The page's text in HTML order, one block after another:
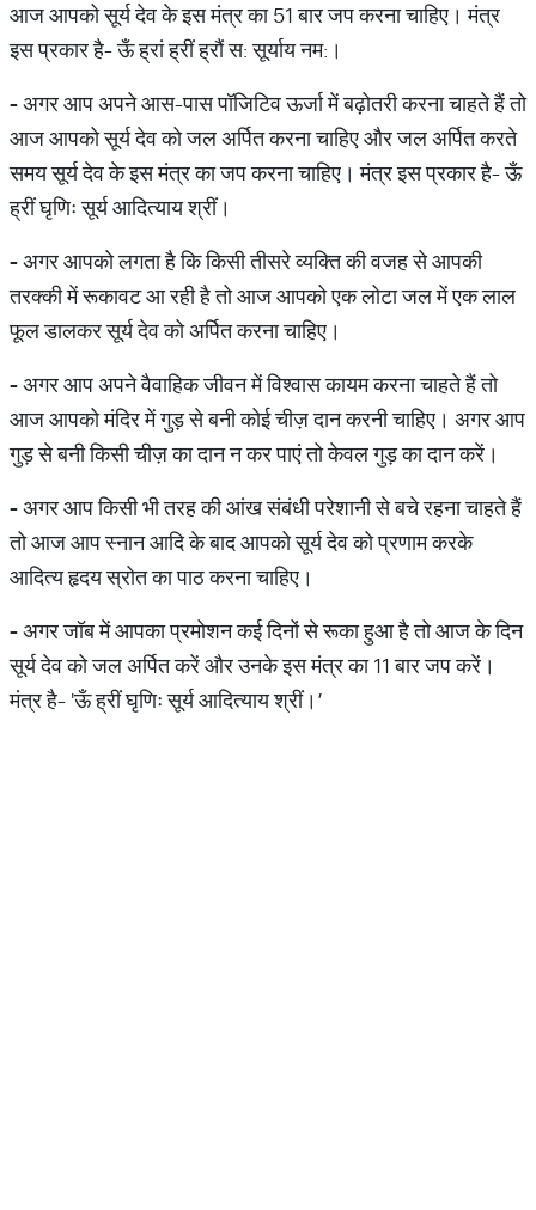
आज आपको सूर्य देव के इस मंत्र का 51 बार जप करना चाहिए। मंत्र
इस प्रकार है- ऊँ ह्रां ह्रीं ह्रौं स: सूर्याय नम:।
-अगर आप अपने आस-पास पॉजिटिव ऊर्जा में बढ़ोतरी करना चाहते हैं तो
आज आपको सूर्य देव को जल अर्पित करना चाहिए और जल अर्पित करते
समय सूर्य देव के इस मंत्र का जप करना चाहिए। मंत्र इस प्रकार है- ऊँ
ह्रीं घृणिः सूर्य आदित्याय श्रीं।
-अगर आपको लगता है कि किसी तीसरे व्यक्ति की वजह से आपकी
तरक्की में रूकावट आ रही है तो आज आपको एक लोटा जल में एक लाल
फूल डालकर सूर्य देव को अर्पित करना चाहिए।
-अगर आप अपने वैवाहिक जीवन में विश्वास कायम करना चाहते हैं तो
आज आपको मंदिर में गुड़ से बनी कोई चीज़ दान करनी चाहिए। अगर आप
गुड़ से बनी किसी चीज़ का दान न कर पाएं तो केवल गुड़ का दान करें।
-अगर आप किसी भी तरह की आंख संबंधी परेशानी से बचे रहना चाहते हैं
तो आज आप स्नान आदि के बाद आपको सूर्य देव को प्रणाम करके
आदित्य हृदय स्रोत का पाठ करना चाहिए।
-अगर जॉब में आपका प्रमोशन कई दिनों से रूका हुआ है तो आज के दिन
सूर्य देव को जल अर्पित करें और उनके इस मंत्र का 11 बार जप करें।
मंत्र है- 'ऊँ ह्रीं घृणिः सूर्य आदित्याय श्रीं।’